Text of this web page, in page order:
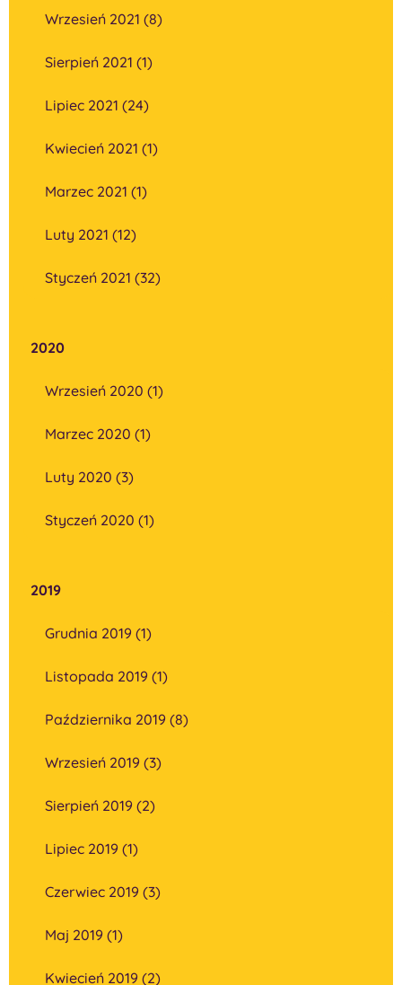
Wrzesień 2021 (8)
Sierpień 2021 (1)
Lipiec 2021 (24)
Kwiecień 2021 (1)
Marzec 2021 (1)
Luty 2021 (12)
Styczeń 2021 (32)
2020
Wrzesień 2020 (1)
Marzec 2020 (1)
Luty 2020 (3)
Styczeń 2020 (1)
2019
Grudnia 2019 (1)
Listopada 2019 (1)
Października 2019 (8)
Wrzesień 2019 (3)
Sierpień 2019 (2)
Lipiec 2019 (1)
Czerwiec 2019 (3)
Maj 2019 (1)
Kwiecień 2019 (2)